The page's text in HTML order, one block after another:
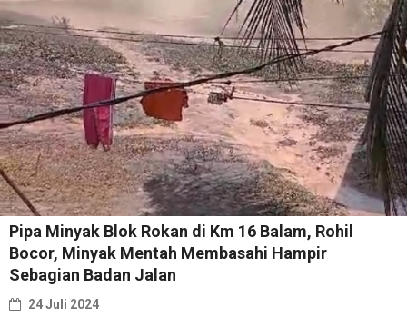
Pipa Minyak Blok Rokan di Km 16 Balam, Rohil
Bocor, Minyak Mentah Membasahi Hampir
Sebagian Badan Jalan
24 Juli 2024